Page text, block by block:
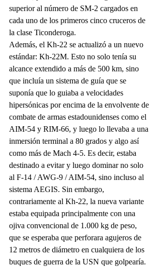
superior al número de SM-2 cargados en
cada uno de los primeros cinco cruceros de
la clase Ticonderoga.
Además, el Kh-22 se actualizó a un nuevo
estándar: Kh-22M. Esto no solo tenía su
alcance extendido a más de 500 km, sino
que incluía un sistema de guía que se
suponía que lo guiaba a velocidades
hipersónicas por encima de la envolvente de
combate de armas estadounidenses como el
AIM-54 y RIM-66, y luego lo llevaba a una
inmersión terminal a 80 grados y algo así
como más de Mach 4-5. Es decir, estaba
destinado a evitar y luego dominar no solo
al F-14 / AWG-9 / AIM-54, sino incluso al
sistema AEGIS. Sin embargo,
contrariamente al Kh-22, la nueva variante
estaba equipada principalmente con una
ojiva convencional de 1.000 kg de peso,
que se esperaba que perforara agujeros de
12 metros de diámetro en cualquiera de los
buques de guerra de la USN que golpearía.